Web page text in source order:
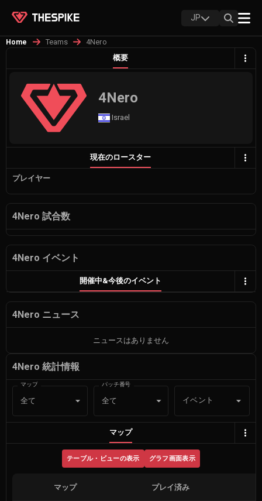
JP
Home Teams
4Nero
概要
4Nero
Israel
現在のロースター
プレイヤー
4Nero 試合数
4Nero イベント
開催中&今後のイベント
4Nero ニュース
ニュースはありません
4Nero 統計情報
マップ
全て
パッチ番号
全て イベント
マップ
テーブル・ビューの表示 グラフ画面表示
マップ プレイ済み